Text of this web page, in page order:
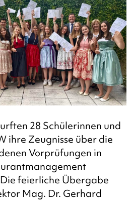
28 Schülerinnen und
ihre Zeugnisse über die
Vorprüfungen in
Die feierliche Übergabe
Mag. Dr. Gerhard